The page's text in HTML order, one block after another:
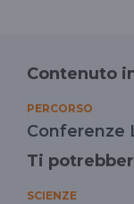
Contenuto
PERCORSO
Conferenze
Ti
SCIENZE